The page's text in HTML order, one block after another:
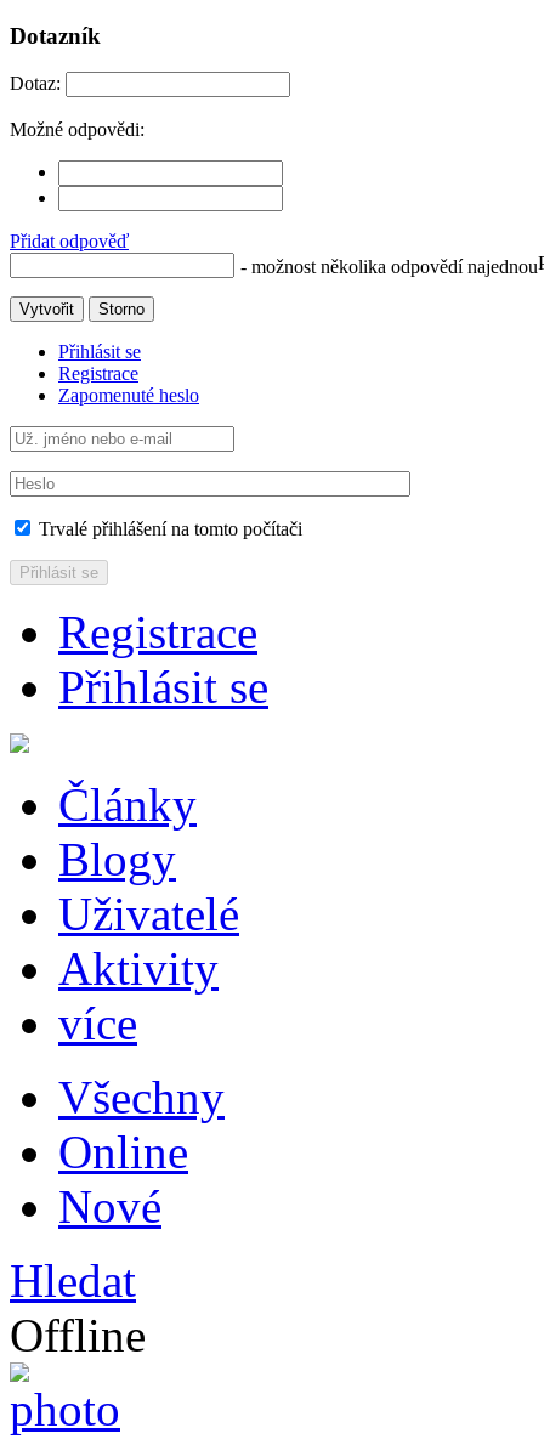
Dotazník
Dotaz:
Možné odpovědi:
Přidat odpověď
- možnost několika odpovědí najednou
Vytvořit Storno
Přihlásit se
Registrace
Zapomenuté heslo
Trvalé přihlášení na tomto počítači
Přihlásit se
Registrace
Přihlásit se
Články
Blogy
Uživatelé
Aktivity
více
Všechny
Online
Nové
Hledat
Offline